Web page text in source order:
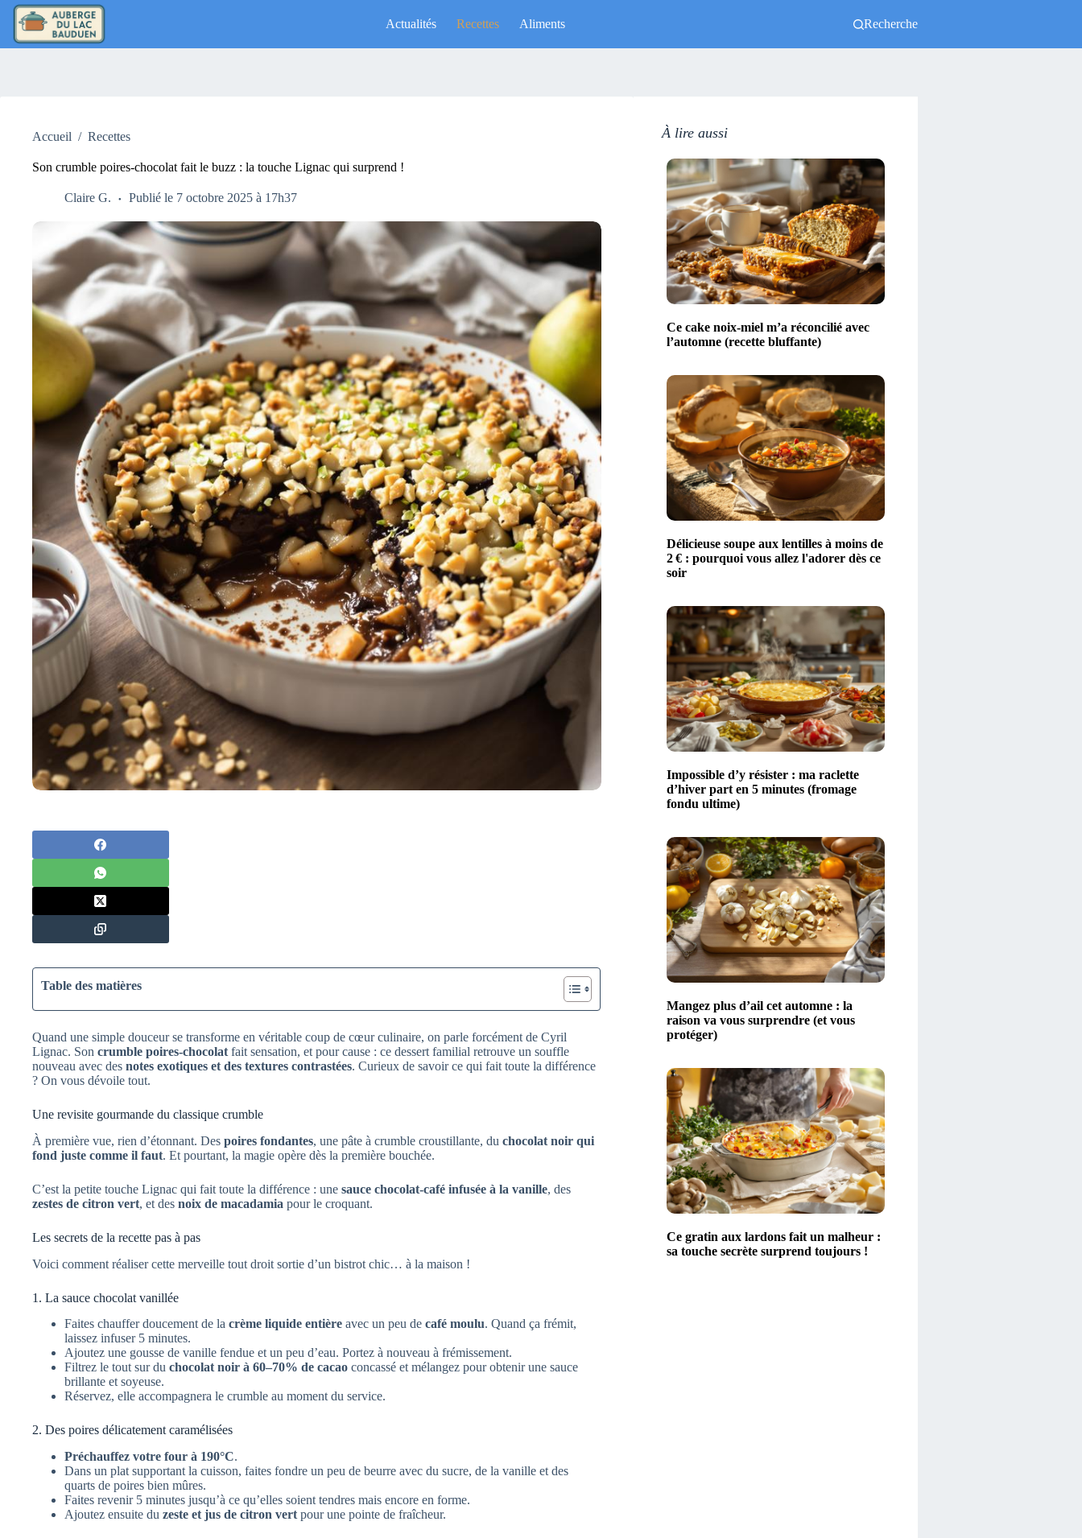
Passer
contenu
Actualités Recettes Aliments Recherche
Accueil / Recettes
Son crumble poires-chocolat fait le buzz : la touche Lignac qui surprend !
Claire G. Publié le 7 octobre 2025 à 17h37
Table des matières
Quand une simple douceur se transforme en véritable coup de cœur culinaire, on parle forcément de Cyril
Lignac. Son crumble poires-chocolat fait sensation, et pour cause : ce dessert familial retrouve un souffle
nouveau avec des notes exotiques et des textures contrastées. Curieux de savoir ce qui fait toute la différence
? On vous dévoile tout.
Une revisite gourmande du classique crumble
À première vue, rien d’étonnant. Des poires fondantes, une pâte à crumble croustillante, du chocolat noir qui
fond juste comme il faut. Et pourtant, la magie opère dès la première bouchée.
C’est la petite touche Lignac qui fait toute la différence : une sauce chocolat-café infusée à la vanille, des
zestes de citron vert, et des noix de macadamia pour le croquant.
Les secrets de la recette pas à pas
Voici comment réaliser cette merveille tout droit sortie d’un bistrot chic… à la maison !
1. La sauce chocolat vanillée
Faites chauffer doucement de la crème liquide entière avec un peu de café moulu. Quand ça frémit,
laissez infuser 5 minutes.
Ajoutez une gousse de vanille fendue et un peu d’eau. Portez à nouveau à frémissement.
Filtrez le tout sur du chocolat noir à 60–70% de cacao concassé et mélangez pour obtenir une sauce
brillante et soyeuse.
Réservez, elle accompagnera le crumble au moment du service.
2. Des poires délicatement caramélisées
Préchauffez votre four à 190°C.
Dans un plat supportant la cuisson, faites fondre un peu de beurre avec du sucre, de la vanille et des
quarts de poires bien mûres.
Faites revenir 5 minutes jusqu’à ce qu’elles soient tendres mais encore en forme.
Ajoutez ensuite du zeste et jus de citron vert pour une pointe de fraîcheur.
À lire aussi
Ce cake noix-miel m’a réconcilié avec
l’automne (recette bluffante)
Délicieuse soupe aux lentilles à moins de
2 € : pourquoi vous allez l'adorer dès ce
soir
Impossible d’y résister : ma raclette
d’hiver part en 5 minutes (fromage
fondu ultime)
Mangez plus d’ail cet automne : la
raison va vous surprendre (et vous
protéger)
Ce gratin aux lardons fait un malheur :
sa touche secrète surprend toujours !